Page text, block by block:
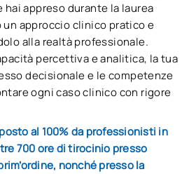
appreso durante la laurea
approccio clinico pratico e
alla realtà professionale.
percettiva e analitica, la tua
decisionale e le competenze
ogni caso clinico con rigore
al 100% da professionisti in
700 ore di tirocinio presso
nonché presso la